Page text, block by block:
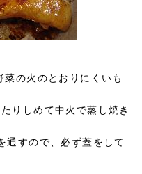
の火のとおりにくいも
しめて中火で蒸し焼き
すので、必ず蓋をして